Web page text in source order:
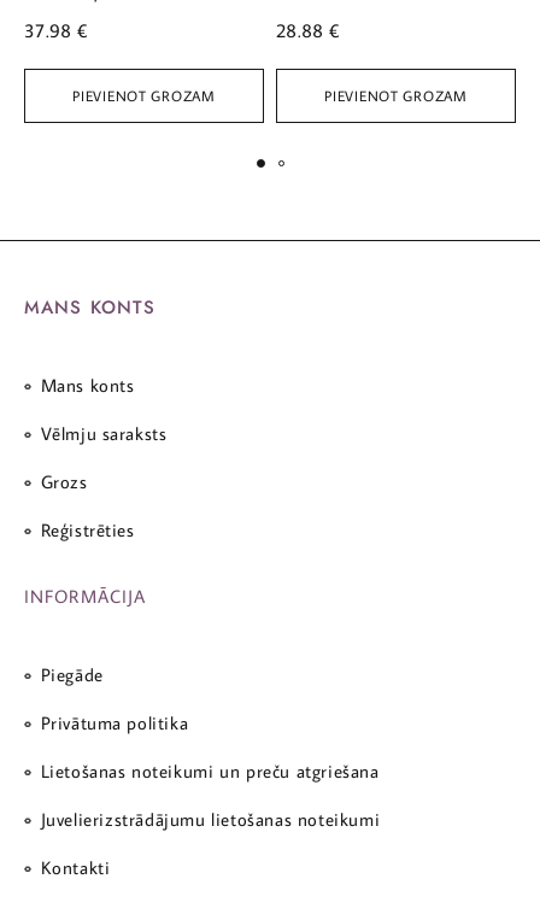
PIEVIENOT GROZAM
37.98 €
PIEVIENOT GROZAM
28.88 €
MANS KONTS
Mans konts
Vēlmju saraksts
Grozs
Reģistrēties
INFORMĀCIJA
Piegāde
Privātuma politika
Lietošanas noteikumi un preču atgriešana
Juvelierizstrādājumu lietošanas noteikumi
Kontakti